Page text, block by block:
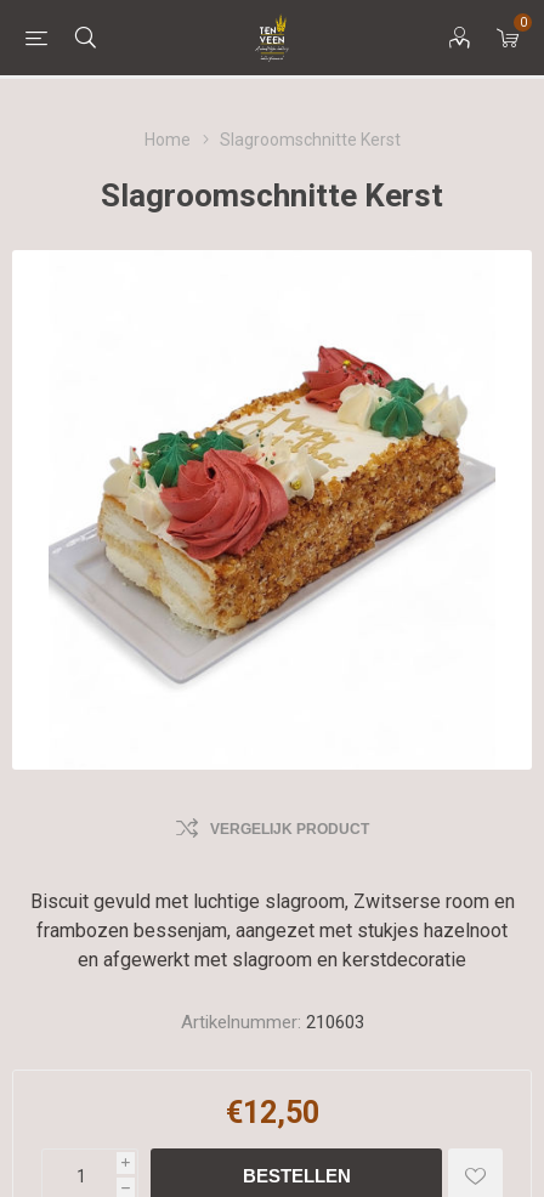
0
Home Slagroomschnitte Kerst
Slagroomschnitte Kerst
VERGELIJK PRODUCT
Biscuit gevuld met luchtige slagroom, Zwitserse room en
frambozen bessenjam, aangezet met stukjes hazelnoot
en afgewerkt met slagroom en kerstdecoratie
Artikelnummer: 210603
€12,50
i
h